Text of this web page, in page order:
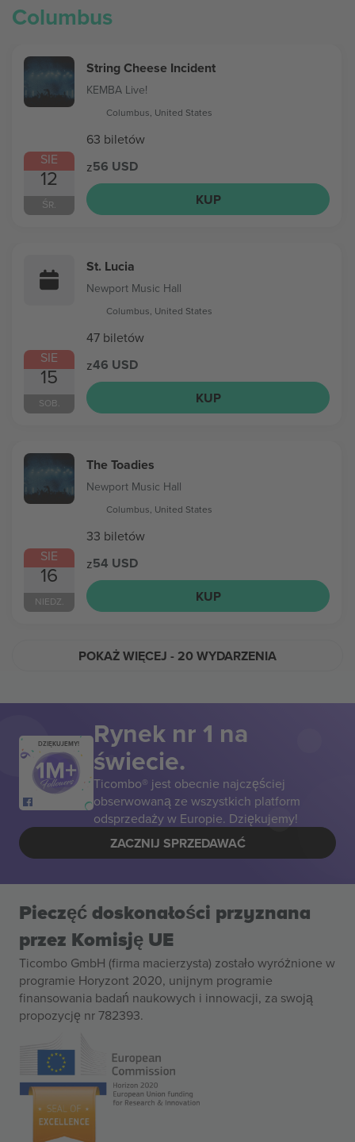
Columbus
SIE
12
ŚR.
String Cheese Incident
KEMBA Live!
Columbus, United States
63 biletów
z56 USD
KUP
SIE
15
SOB.
St. Lucia
Newport Music Hall
Columbus, United States
47 biletów
z46 USD
KUP
SIE
16
NIEDZ.
The Toadies
Newport Music Hall
Columbus, United States
33 biletów
z54 USD
KUP
POKAŻ WIĘCEJ - 20 WYDARZENIA
DZIĘKUJEMY! Rynek nr 1 na
świecie.
Ticombo® jest obecnie najczęściej
obserwowaną ze wszystkich platform
odsprzedaży w Europie. Dziękujemy!
ZACZNIJ SPRZEDAWAĆ
Pieczęć doskonałości przyznana
przez Komisję UE
Ticombo GmbH (firma macierzysta) zostało wyróżnione w
programie Horyzont 2020, unijnym programie
finansowania badań naukowych i innowacji, za swoją
propozycję nr 782393.